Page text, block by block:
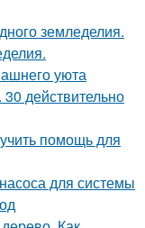
земледелия.
уюта
действительно
помощь для
для системы